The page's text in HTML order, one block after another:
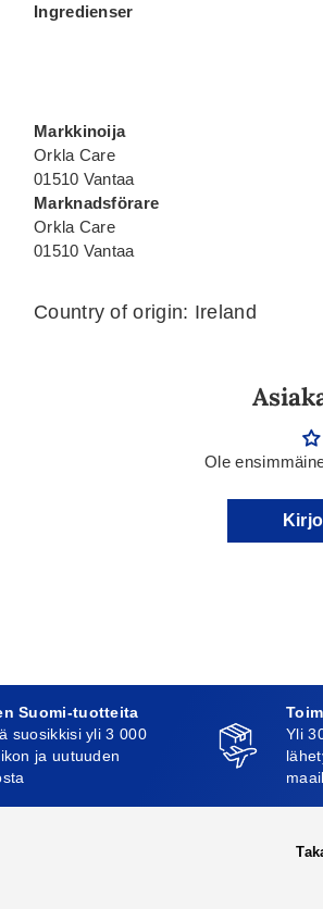
Ingredienser
Markkinoija
Orkla Care
01510 Vantaa
Marknadsförare
Orkla Care
01510 Vantaa
Country of origin: Ireland
Ole
Suomi-tuotteita
suosikkisi yli 3 000
ja uutuuden
Yli